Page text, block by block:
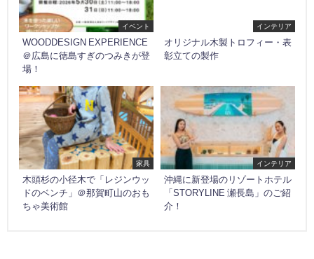
イベント
WOODDESIGN EXPERIENCE
＠広島に徳島すぎのつみきが登
場！
インテリア
オリジナル木製トロフィー・表
彰立ての製作
家具
木頭杉の小径木で「レジンウッ
ドのベンチ」＠那賀町山のおも
ちゃ美術館
インテリア
沖縄に新登場のリゾートホテル
「STORYLINE 瀬長島」のご紹
介！